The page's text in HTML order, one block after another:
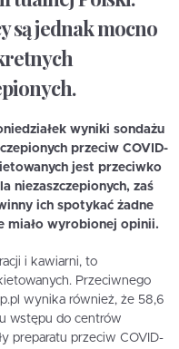
są jednak mocno
wyniki sondażu
przeciw COVID-
jest przeciwko
niezaszczepionych, zaś
ich spotykać żadne
miało wyrobionej opinii.
i kawiarni, to
Przeciwnego
wynika również, że 58,6
wstępu do centrów
preparatu przeciw COVID-